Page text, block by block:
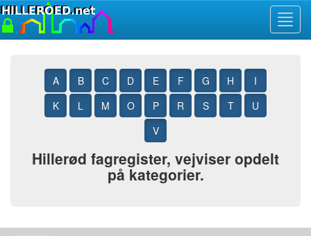
A B C D E F G H
I
K
L M O P R S T
U
V
Hillerød fagregister, vejviser opdelt
på kategorier.